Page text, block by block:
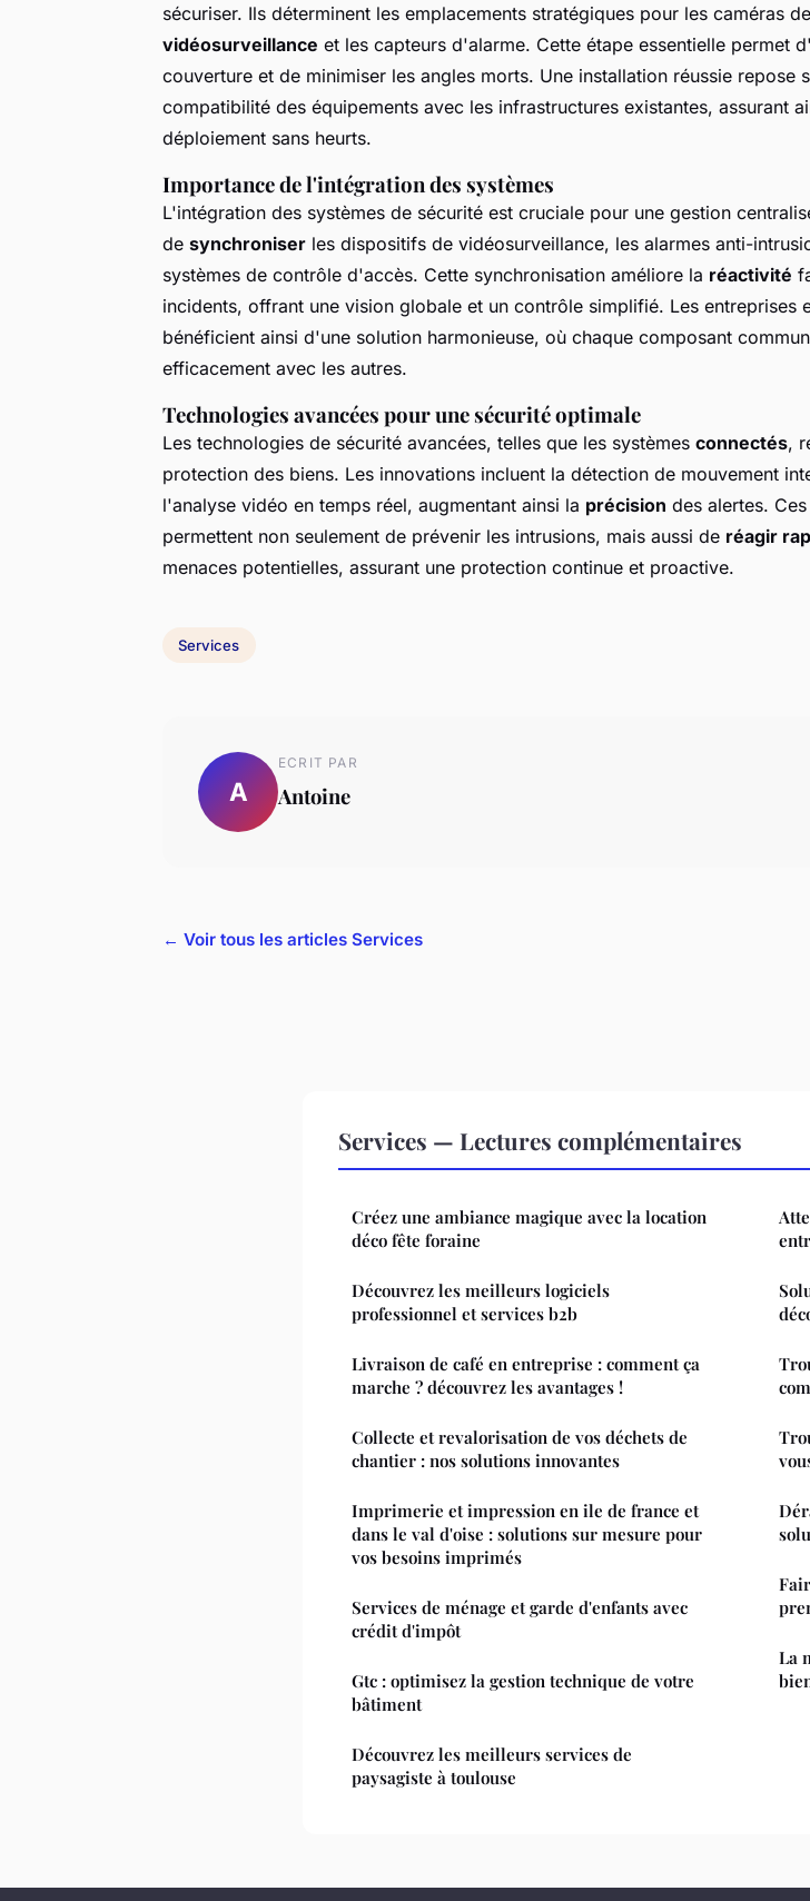
sécuriser. Ils déterminent les emplacements stratégiques pour les caméras de
vidéosurveillance et les capteurs d'alarme. Cette étape essentielle permet
couverture et de minimiser les angles morts. Une installation réussie repose
compatibilité des équipements avec les infrastructures existantes, assurant
déploiement sans heurts.
Importance de l'intégration des systèmes
L'intégration des systèmes de sécurité est cruciale pour une gestion
de synchroniser les dispositifs de vidéosurveillance, les alarmes anti-
systèmes de contrôle d'accès. Cette synchronisation améliore la réactivité
incidents, offrant une vision globale et un contrôle simplifié. Les entreprises
bénéficient ainsi d'une solution harmonieuse, où chaque composant
efficacement avec les autres.
Technologies avancées pour une sécurité optimale
Les technologies de sécurité avancées, telles que les systèmes connectés,
protection des biens. Les innovations incluent la détection de mouvement
l'analyse vidéo en temps réel, augmentant ainsi la précision des alertes.
permettent non seulement de prévenir les intrusions, mais aussi de réagir
menaces potentielles, assurant une protection continue et proactive.
Services
A
ECRIT PAR
Antoine
← Voir tous les articles Services
Services — Lectures complémentaires
Créez une ambiance magique avec la location
déco fête foraine
Découvrez les meilleurs logiciels
professionnel et services b2b
Livraison de café en entreprise : comment ça
marche ? découvrez les avantages !
Collecte et revalorisation de vos déchets de
chantier : nos solutions innovantes
Imprimerie et impression en ile de france et
dans le val d'oise : solutions sur mesure pour
vos besoins imprimés
Services de ménage et garde d'enfants avec
crédit d'impôt
Gtc : optimisez la gestion technique de votre
bâtiment
Découvrez les meilleurs services de
paysagiste à toulouse
La